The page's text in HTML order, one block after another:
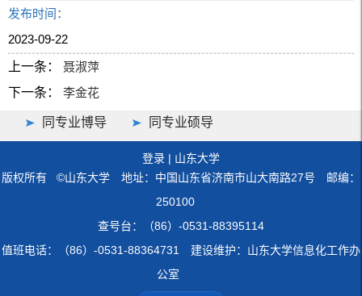
发布时间：
2023-09-22
上一条：
聂淑萍
下一条：
李金花
同专业博导 同专业硕导
登录 | 山东大学
版权所有 ©山东大学 地址：中国山东省济南市山大南路27号 邮编：
250100
查号台：（86）-0531-88395114
值班电话：（86）-0531-88364731 建设维护：山东大学信息化工作办
公室